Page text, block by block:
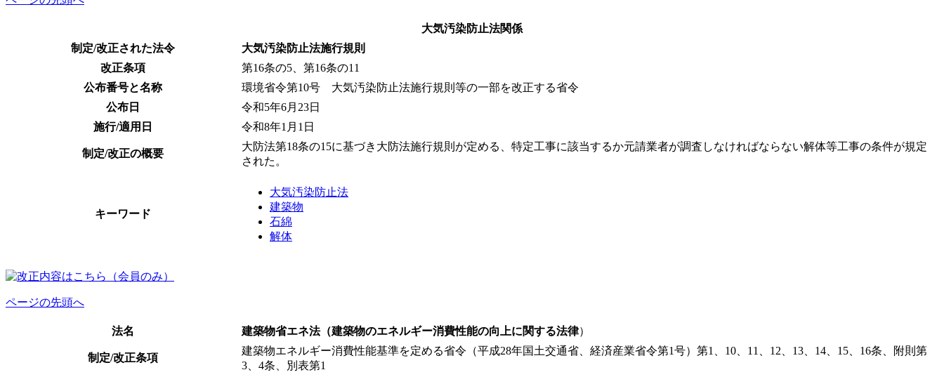
大気汚染防止法関係
制定/改正された法令
大気汚染防止法施行規則
改正条項
第16条の5 、第16条の11
公布番号と名称
環境省令第10号 大気汚染防止法施行規則等の一部を改正する省令
公布日
令和5年6月 23日
施行/適用日
令和8年1月1日
制定/改正の概要
大防法第18条の15に基づき大防法施行規則が定める、特定工事に該当するか元請業者が調査しなければならない解体等工事の条件が規定
された。
キーワード
大気汚染防止法
建築物
石綿
解体
ページの先頭へ
法名 建築物省エネ法（建築物のエネルギー消費性能の向上に関する法律）
制定/改正条項
建築物エネルギー消費性能基準を定める省令（平成28年国土交通省、経済産業省令第1号）第1、10、11、12、13、14、15、16条、附則第
3、4条、別表第1